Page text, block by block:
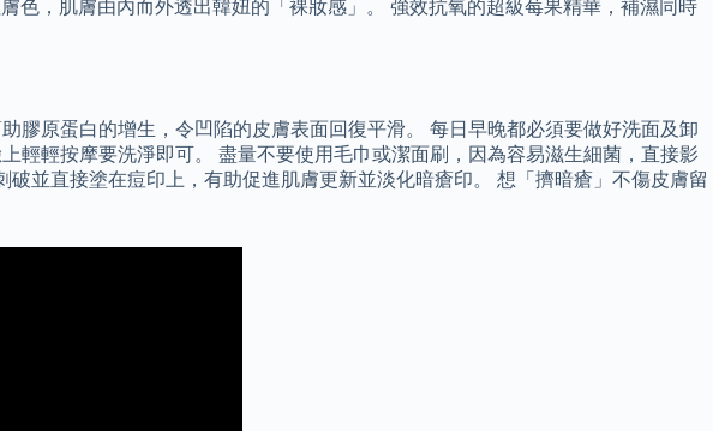
色，肌膚由內而外透出韓妞的「裸妝感」。 強效抗氧的超級莓果精華，補濕同時
膠原蛋白的增生，令凹陷的皮膚表面回復平滑。 每日早晚都必須要做好洗面及卸
輕輕按摩要洗淨即可。 盡量不要使用毛巾或潔面刷，因為容易滋生細菌，直接影
並直接塗在痘印上，有助促進肌膚更新並淡化暗瘡印。 想「擠暗瘡」不傷皮膚留